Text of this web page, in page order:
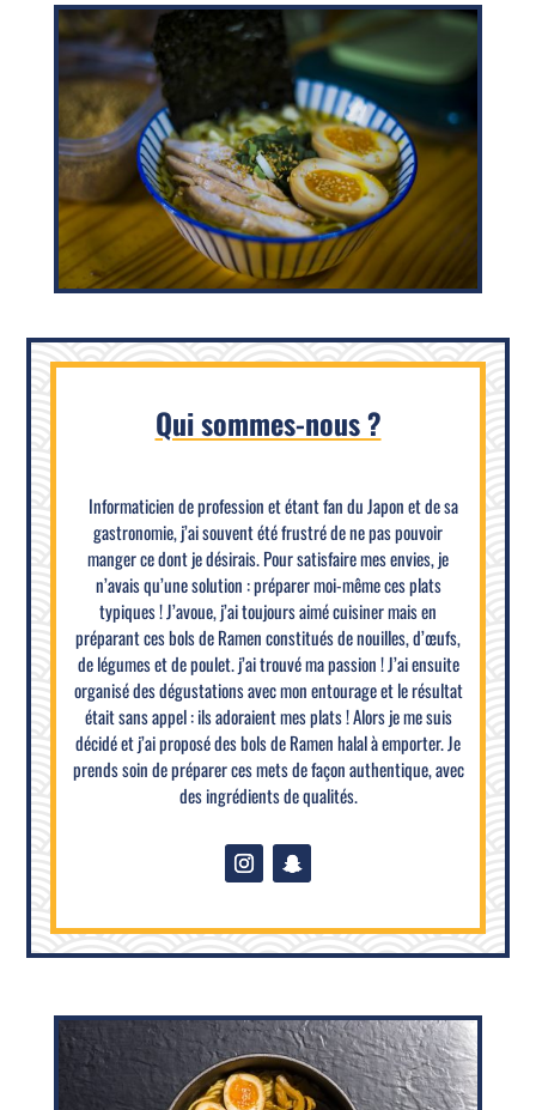
Qui sommes-nous ?
Informaticien de profession et étant fan du Japon et de sa
gastronomie, j’ai souvent été frustré de ne pas pouvoir
manger ce dont je désirais. Pour satisfaire mes envies, je
n’avais qu’une solution : préparer moi-même ces plats
typiques ! J’avoue, j’ai toujours aimé cuisiner mais en
préparant ces bols de Ramen constitués de nouilles, d’œufs,
de légumes et de poulet. j’ai trouvé ma passion ! J’ai ensuite
organisé des dégustations avec mon entourage et le résultat
était sans appel : ils adoraient mes plats ! Alors je me suis
décidé et j’ai proposé des bols de Ramen halal à emporter. Je
prends soin de préparer ces mets de façon authentique, avec
des ingrédients de qualités.